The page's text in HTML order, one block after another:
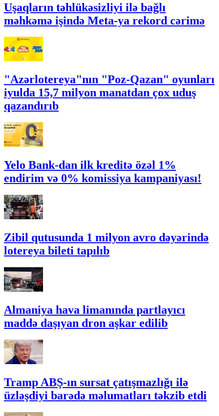
Uşaqların təhlükəsizliyi ilə bağlı
məhkəmə işində Meta-ya rekord cərimə
"Azərlotereya"nın "Poz-Qazan" oyunları
iyulda 15,7 milyon manatdan çox uduş
qazandırıb
Yelo Bank-dan ilk kreditə özəl 1%
endirim və 0% komissiya kampaniyası!
Zibil qutusunda 1 milyon avro dəyərində
lotereya bileti tapılıb
Almaniya hava limanında partlayıcı
maddə daşıyan dron aşkar edilib
Tramp ABŞ-ın sursat çatışmazlığı ilə
üzləşdiyi barədə məlumatları təkzib etdi